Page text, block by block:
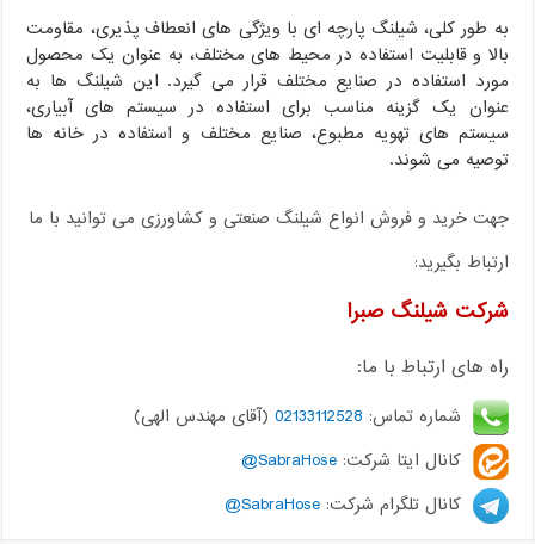
به طور کلی، شیلنگ پارچه ای با ویژگی های انعطاف پذیری، مقاومت
بالا و قابلیت استفاده در محیط های مختلف، به عنوان یک محصول
مورد استفاده در صنایع مختلف قرار می گیرد. این شیلنگ ها به
عنوان یک گزینه مناسب برای استفاده در سیستم های آبیاری،
سیستم های تهویه مطبوع، صنایع مختلف و استفاده در خانه ها
توصیه می شوند.
جهت خرید و فروش انواع شیلنگ صنعتی و کشاورزی می توانید با ما
ارتباط بگیرید:
شرکت شیلنگ صبرا
راه های ارتباط با ما:
شماره تماس: 02133112528 (آقای مهندس الهی)
کانال ایتا شرکت:SabraHose@
کانال تلگرام شرکت:SabraHose@